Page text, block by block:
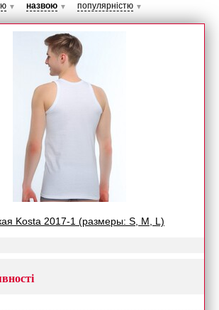
▼ назвою ▼ популярністю ▼
Kosta 2017-1 (размеры: S, M, L)